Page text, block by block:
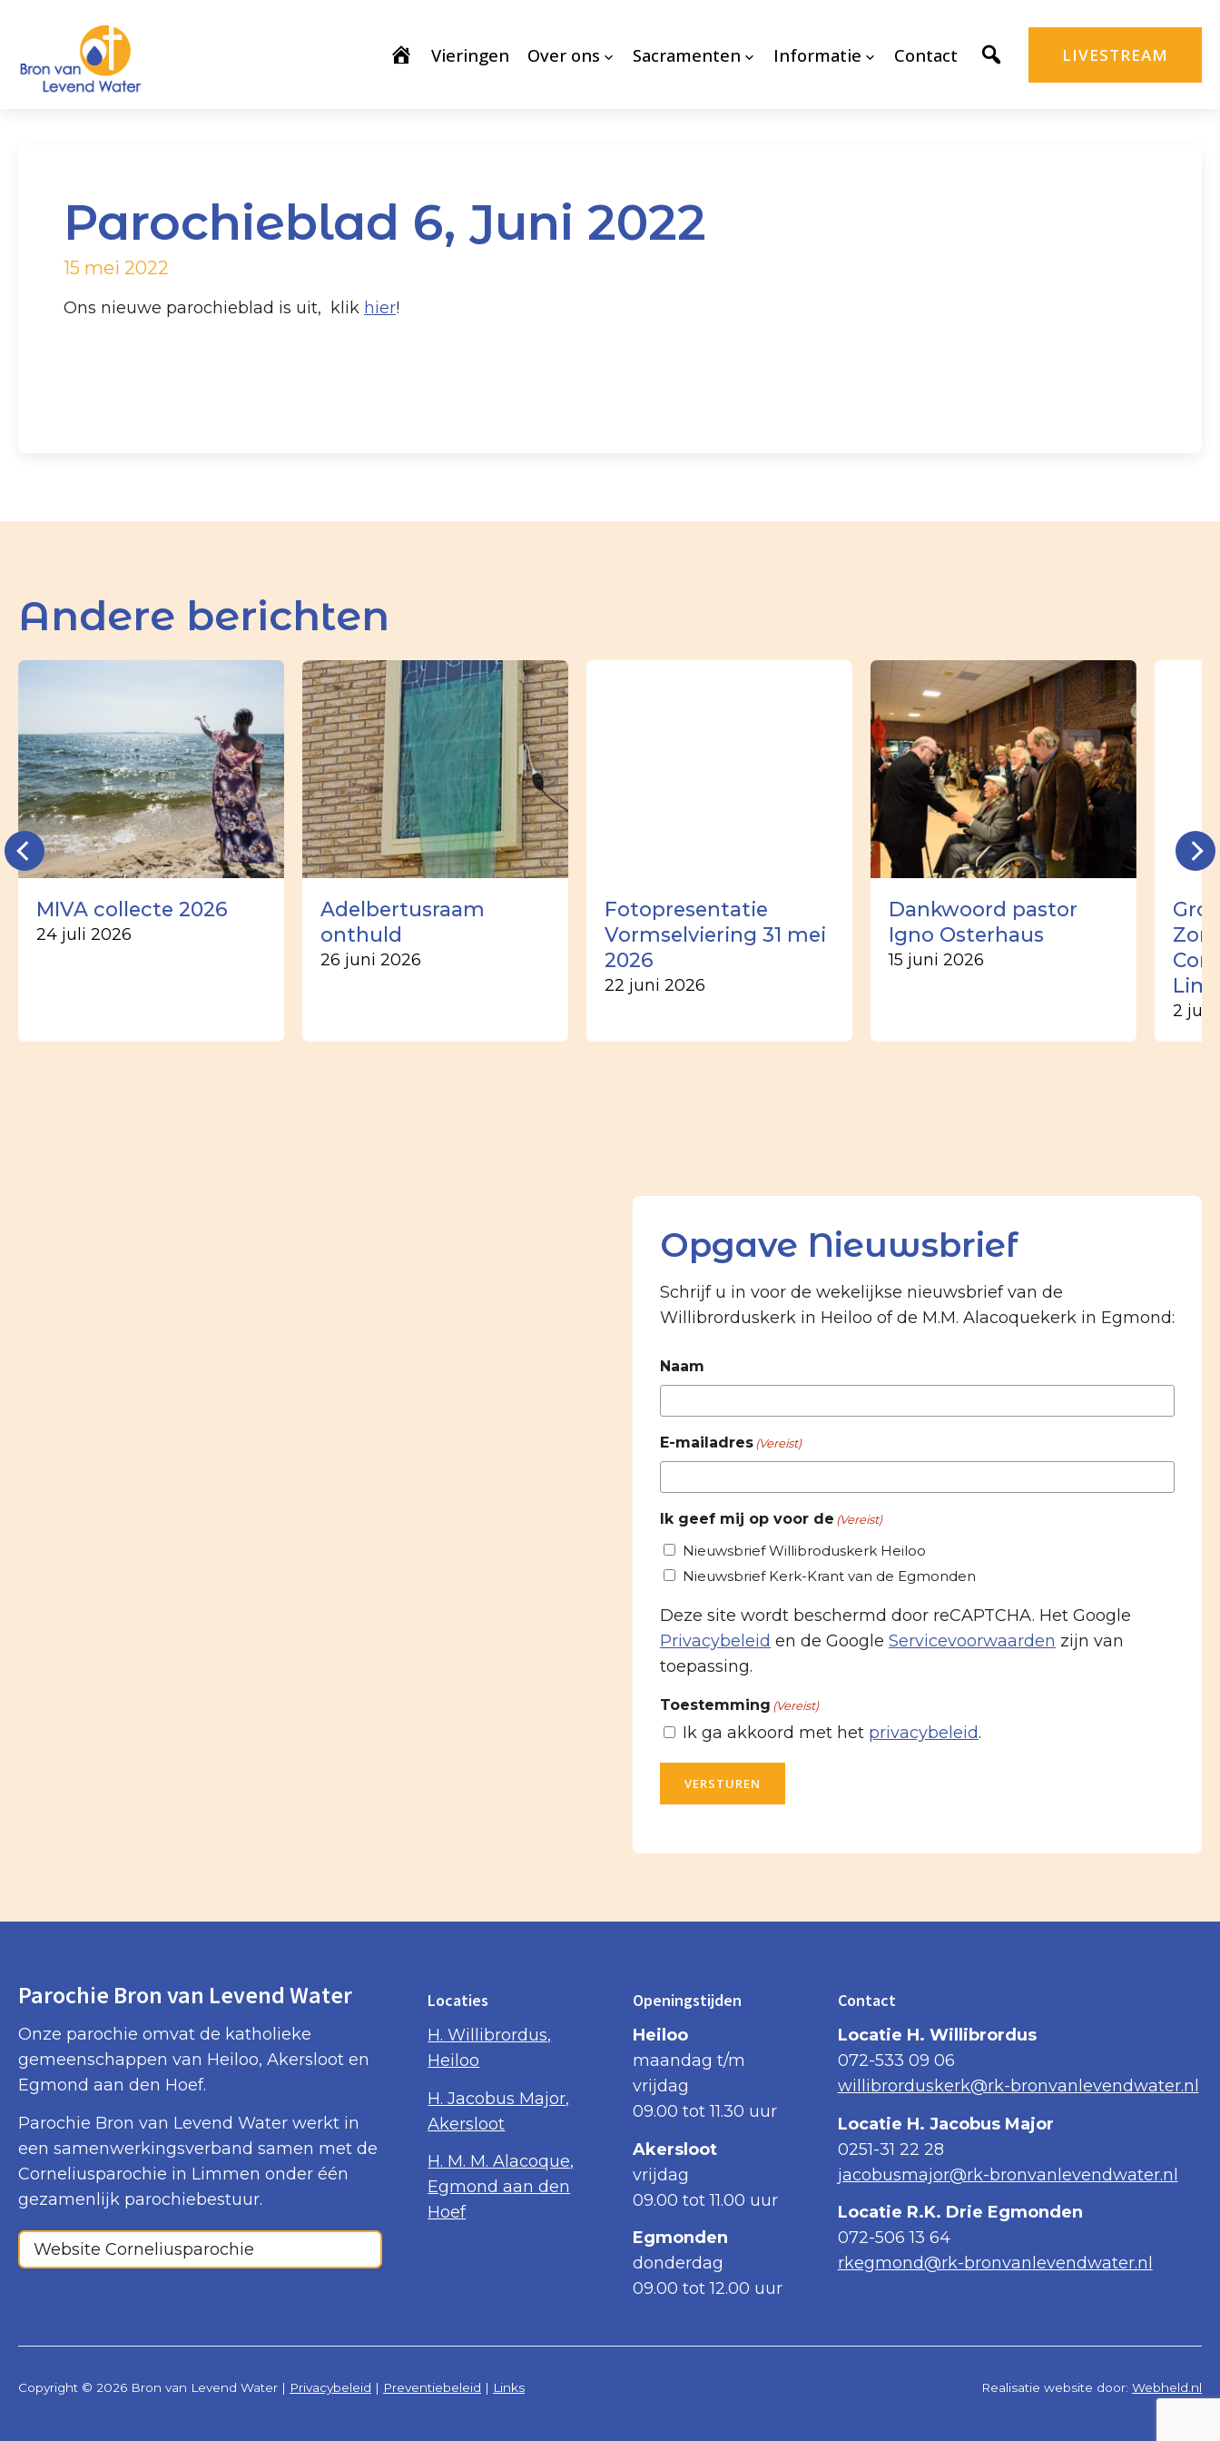
Vieringen Over ons Sacramenten Informatie Contact LIVESTREAM
Parochieblad 6, Juni 2022
15 mei 2022
Ons nieuwe parochieblad is uit, klik hier!
Andere berichten
MIVA collecte 2026
24 juli 2026
Adelbertusraam
onthuld
26 juni 2026
Fotopresentatie
Vormselviering 31 mei
2026
22 juni 2026
Dankwoord pastor
Igno Osterhaus
15 juni 2026
2
Opgave Nieuwsbrief
Schrijf u in voor de wekelijkse nieuwsbrief van de
Willibrorduskerk in Heiloo of de M.M. Alacoquekerk in Egmond:
Naam
E-mailadres(Vereist)
Ik geef mij op voor de (Vereist)
Nieuwsbrief Willibroduskerk Heiloo
Nieuwsbrief Kerk-Krant van de Egmonden
Deze site wordt beschermd door reCAPTCHA. Het Google
Privacybeleid en de Google Servicevoorwaarden zijn van
toepassing.
Toestemming (Vereist)
Ik ga akkoord met het privacybeleid.
VERSTUREN
Parochie Bron van Levend Water
Onze parochie omvat de katholieke
gemeenschappen van Heiloo, Akersloot en
Egmond aan den Hoef.
Parochie Bron van Levend Water werkt in
een samenwerkingsverband samen met de
Corneliusparochie in Limmen onder één
gezamenlijk parochiebestuur.
Website Corneliusparochie
Locaties
H. Willibrordus,
Heiloo
H. Jacobus Major,
Akersloot
H. M. M. Alacoque,
Egmond aan den
Hoef
Openingstijden
Heiloo
maandag t/m
vrijdag
09.00 tot 11.30 uur
Akersloot
vrijdag
09.00 tot 11.00 uur
Egmonden
donderdag
09.00 tot 12.00 uur
Contact
Locatie H. Willibrordus
072-533 09 06
willibrorduskerk@rk-bronvanlevendwater.nl
Locatie H. Jacobus Major
0251-31 22 28
jacobusmajor@rk-bronvanlevendwater.nl
Locatie R.K. Drie Egmonden
072-506 13 64
rkegmond@rk-bronvanlevendwater.nl
Copyright © 2026 Bron van Levend Water | Privacybeleid | Preventiebeleid | Links Realisatie website door: Webheld.nl